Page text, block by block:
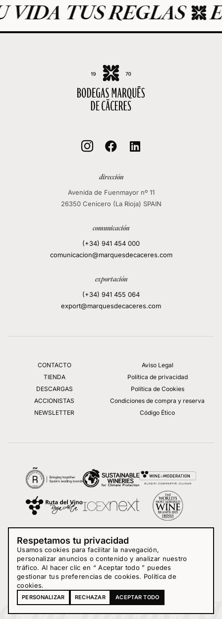
TUS REGLAS EL
  
dirección
Avenida de Fuenmayor nº 11
26350 Cenicero (La Rioja) SPAIN
comunicación
(+34) 941 454 000
comunicacion@marquesdecaceres.com
exportación
(+34) 941 455 064
export@marquesdecaceres.com
CONTACTO
TIENDA
DESCARGAS
ACCIONISTAS
NEWSLETTER
Aviso Legal
Política de privacidad
Política de Cookies
Condiciones de compra y reserva
Código Ético
Respetamos tu privacidad
Usamos cookies para facilitar la navegación,
personalizar anuncios o contenido y analizar nuestro
tráfico. Al hacer clic en “ Aceptar todo ” puedes
gestionar tus preferencias de cookies. Política de
cookies.
PERSONALIZAR RECHAZAR ACEPTAR TODO